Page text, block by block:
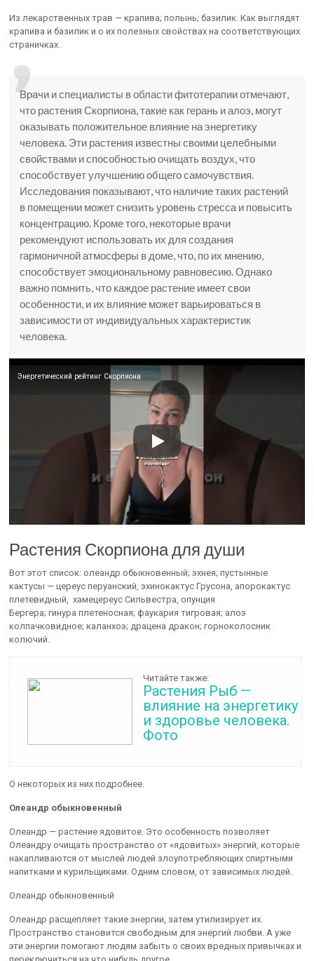
Из лекарственных трав — крапива; полынь; базилик. Как выглядят
крапива и базилик и о их полезных свойствах на соответствующих
страничках.
Врачи и специалисты в области фитотерапии отмечают,
что растения Скорпиона, такие как герань и алоэ, могут
оказывать положительное влияние на энергетику
человека. Эти растения известны своими целебными
свойствами и способностью очищать воздух, что
способствует улучшению общего самочувствия.
Исследования показывают, что наличие таких растений
в помещении может снизить уровень стресса и повысить
концентрацию. Кроме того, некоторые врачи
рекомендуют использовать их для создания
гармоничной атмосферы в доме, что, по их мнению,
способствует эмоциональному равновесию. Однако
важно помнить, что каждое растение имеет свои
особенности, и их влияние может варьироваться в
зависимости от индивидуальных характеристик
человека.
Энергетический рейтинг Скорпиона
Растения Скорпиона для души
Вот этот список: олеандр обыкновенный; эхнея; пустынные
кактусы — цереус перуанский, эхинокактус Грусона, апорокактус
плетевидный, хамецереус Сильвестра, опунция
Бергера; гинура плетеносная; фаукария тигровая; алоэ
колпачковидное; каланхоэ; драцена дракон; горноколосник
колючий.
Читайте также:
Растения Рыб —
влияние на энергетику
и здоровье человека.
Фото
О некоторых из них подробнее.
Олеандр обыкновенный
Олеандр — растение ядовитое. Это особенность позволяет
Олеандру очищать пространство от «ядовитых» энергий, которые
накапливаются от мыслей людей злоупотребляющих спиртными
напитками и курильщиками. Одним словом, от зависимых людей.
Олеандр обыкновенный
Олеандр расщепляет такие энергии, затем утилизирует их.
Пространство становится свободным для энергий любви. А уже
эти энергии помогают людям забыть о своих вредных привычках и